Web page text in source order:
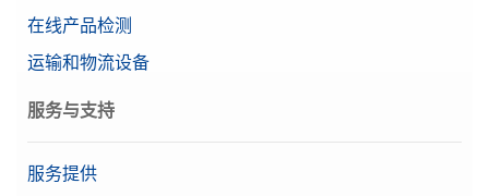
在线产品检测
运输和物流设备
服务与支持
服务提供